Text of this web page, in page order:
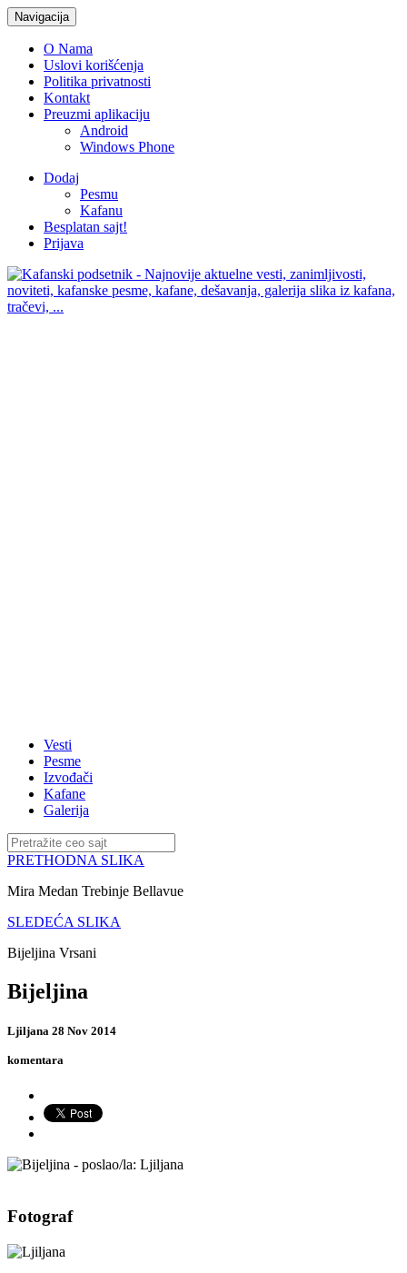
Navigacija
O Nama
Uslovi korišćenja
Politika privatnosti
Kontakt
Preuzmi aplikaciju
Android
Windows Phone
Dodaj
Pesmu
Kafanu
Besplatan sajt!
Prijava
Vesti
Pesme
Izvođači
Kafane
Galerija
PRETHODNA SLIKA
Mira Medan Trebinje Bellavue
SLEDEĆA SLIKA
Bijeljina Vrsani
Bijeljina
Ljiljana 28 Nov 2014
komentara
Fotograf